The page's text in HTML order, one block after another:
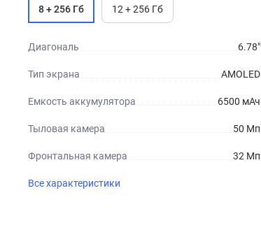
8 + 256 Гб 12 + 256 Гб
Диагональ 6.78"
Тип экрана AMOLED
Емкость аккумулятора 6500 мАч
Тыловая камера 50 Мп
Фронтальная камера 32 Мп
Все характеристики